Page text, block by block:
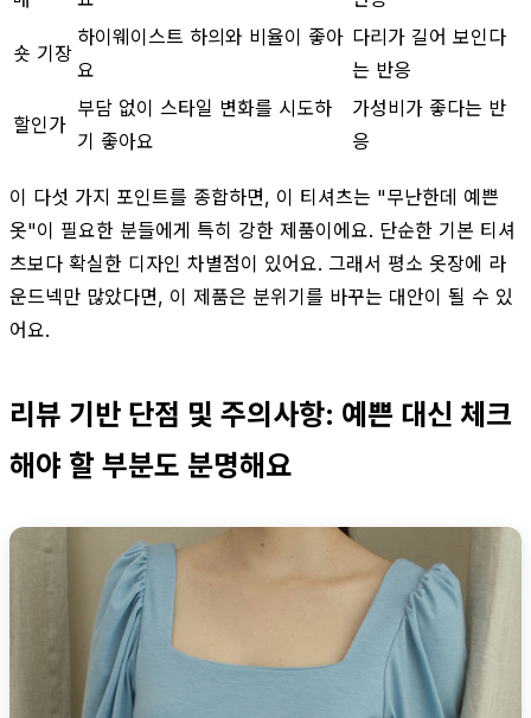
숏 기장
하이웨이스트 하의와 비율이 좋아
요
다리가 길어 보인다
는 반응
할인가
부담 없이 스타일 변화를 시도하
기 좋아요
가성비가 좋다는 반
응
이 다섯 가지 포인트를 종합하면, 이 티셔츠는 "무난한데 예쁜
옷"이 필요한 분들에게 특히 강한 제품이에요. 단순한 기본 티셔
츠보다 확실한 디자인 차별점이 있어요. 그래서 평소 옷장에 라
운드넥만 많았다면, 이 제품은 분위기를 바꾸는 대안이 될 수 있
어요.
리뷰 기반 단점 및 주의사항: 예쁜 대신 체크
해야 할 부분도 분명해요